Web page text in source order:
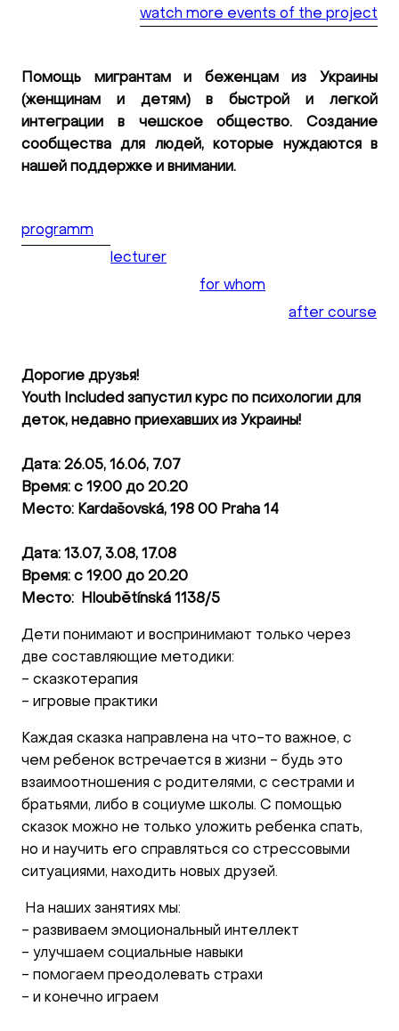
watch more events of the project
Помощь мигрантам и беженцам из Украины
(женщинам и детям) в быстрой и легкой
интеграции в чешское общество. Создание
сообщества для людей, которые нуждаются в
нашей поддержке и внимании.
programm
lecturer
for whom
after course
Дорогие друзья!
Youth Included запустил курс по психологии для
деток, недавно приехавших из Украины!
Дата: 26.05, 16.06, 7.07
Время: с 19.00 до 20.20
Место: Kardašovská, 198 00 Praha 14
Дата: 13.07, 3.08, 17.08
Время: с 19.00 до 20.20
Место: Hloubětínská 1138/5
Дети понимают и воспринимают только через
две составляющие методики:
- сказкотерапия
- игровые практики
Каждая сказка направлена на что-то важное, с
чем ребенок встречается в жизни - будь это
взаимоотношения с родителями, с сестрами и
братьями, либо в социуме школы. С помощью
сказок можно не только уложить ребенка спать,
но и научить его справляться со стрессовыми
ситуациями, находить новых друзей.
На наших занятиях мы:
- развиваем эмоциональный интеллект
- улучшаем социальные навыки
- помогаем преодолевать страхи
- и конечно играем